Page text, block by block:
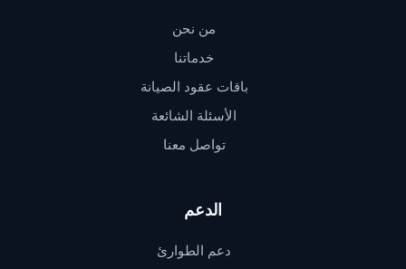
من نحن
خدماتنا
باقات عقود الصيانة
الأسئلة الشائعة
تواصل معنا
الدعم
دعم الطوارئ